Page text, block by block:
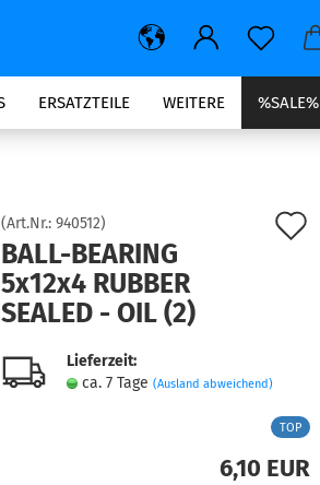
ERSATZTEILE %SALE%
WEITERE
(Art.Nr.: 940512)
BALL-BEARING
5x12x4 RUBBER
SEALED - OIL (2)
Lieferzeit:
ca. 7 Tage (Ausland abweichend)
TOP
6,10 EUR